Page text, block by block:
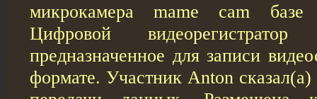
микрокамера mame cam базе
Цифровой
предназначенное для записи
формате. Участник Anton сказал(а)